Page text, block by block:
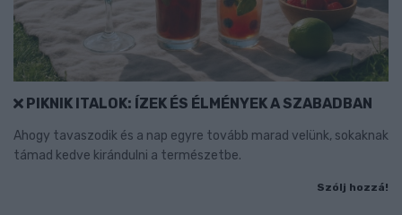
PIKNIK ITALOK: ÍZEK ÉS ÉLMÉNYEK A SZABADBAN
Ahogy tavaszodik és a nap egyre tovább marad velünk, sokaknak
támad kedve kirándulni a természetbe.
Szólj hozzá!